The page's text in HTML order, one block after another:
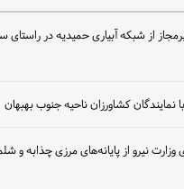
غیرمجاز از شبکه آبیاری حمیدیه در راستای
کشاورزان ناحیه جنوب بهبهان
نیرو از پایانه‌های مرزی چذابه و